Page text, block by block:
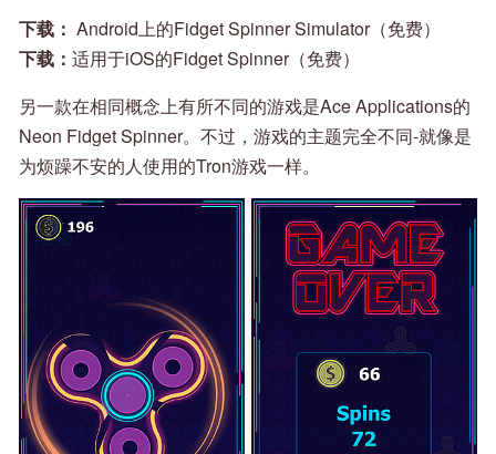
下载： Android上的Fidget Spinner Simulator（免费）
下载： 适用于iOS的Fidget Spinner（免费）
另一款在相同概念上有所不同的游戏是Ace Applications的
Neon Fidget Spinner。不过，游戏的主题完全不同-就像是
为烦躁不安的人使用的Tron游戏一样。